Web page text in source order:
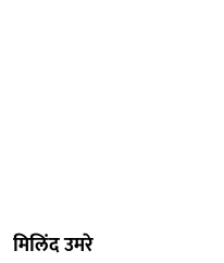
मिलिंद उमरे